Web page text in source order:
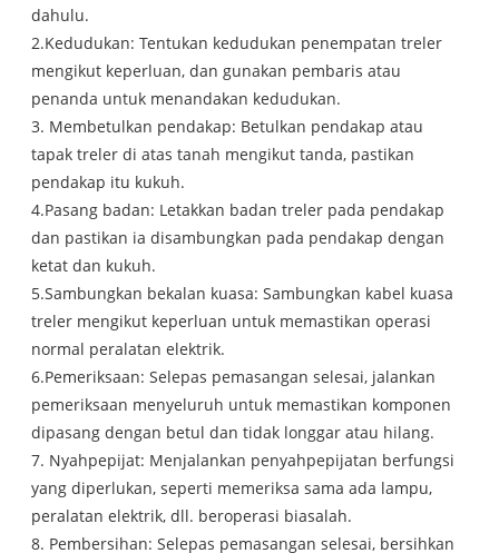
dahulu.
2.Kedudukan: Tentukan kedudukan penempatan treler
mengikut keperluan, dan gunakan pembaris atau
penanda untuk menandakan kedudukan.
3. Membetulkan pendakap: Betulkan pendakap atau
tapak treler di atas tanah mengikut tanda, pastikan
pendakap itu kukuh.
4.Pasang badan: Letakkan badan treler pada pendakap
dan pastikan ia disambungkan pada pendakap dengan
ketat dan kukuh.
5.Sambungkan bekalan kuasa: Sambungkan kabel kuasa
treler mengikut keperluan untuk memastikan operasi
normal peralatan elektrik.
6.Pemeriksaan: Selepas pemasangan selesai, jalankan
pemeriksaan menyeluruh untuk memastikan komponen
dipasang dengan betul dan tidak longgar atau hilang.
7. Nyahpepijat: Menjalankan penyahpepijatan berfungsi
yang diperlukan, seperti memeriksa sama ada lampu,
peralatan elektrik, dll. beroperasi biasalah.
8. Pembersihan: Selepas pemasangan selesai, bersihkan